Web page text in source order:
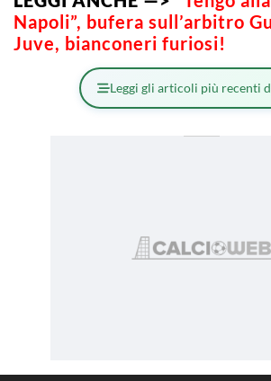
Napoli”, bufera sull’arbitro
Juve, bianconeri furiosi!
Leggi gli articoli più recenti